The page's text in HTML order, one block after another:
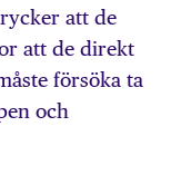
att de
att de direkt
försöka ta
och